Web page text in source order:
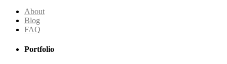
About
Blog
FAQ
Portfolio